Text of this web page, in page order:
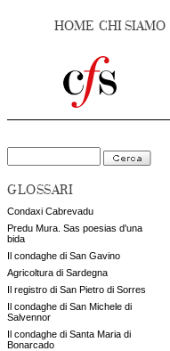
HOME CHI SIAMO
GLOSSARI
Condaxi Cabrevadu
Predu Mura. Sas poesias d'una
bida
Il condaghe di San Gavino
Agricoltura di Sardegna
Il registro di San Pietro di Sorres
Il condaghe di San Michele di
Salvennor
Il condaghe di Santa Maria di
Bonarcado